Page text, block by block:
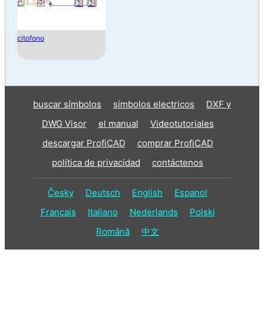
citofono
buscar símbolos símbolos electricos
DXF y
DWG Visor
el manual
Videotutoriales
descargar ProfiCAD
comprar ProfiCAD
política de privacidad
contáctenos
Česky Deutsch English
Espanol
Français
Italiano Nederlands
Polski
Română
中文